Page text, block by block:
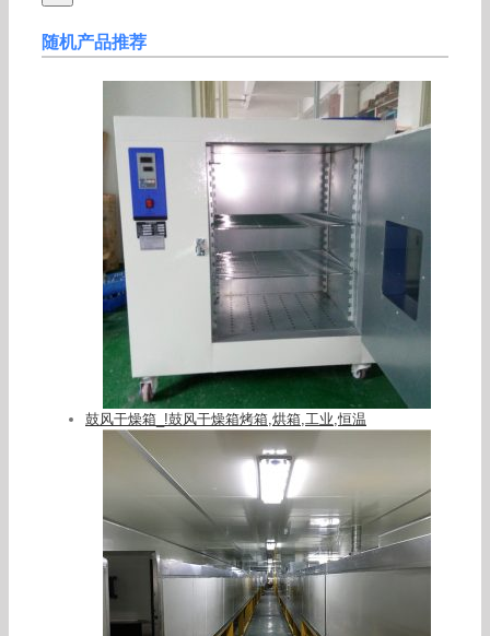
随机产品推荐
鼓风干燥箱_!鼓风干燥箱烤箱,烘箱,工业,恒温